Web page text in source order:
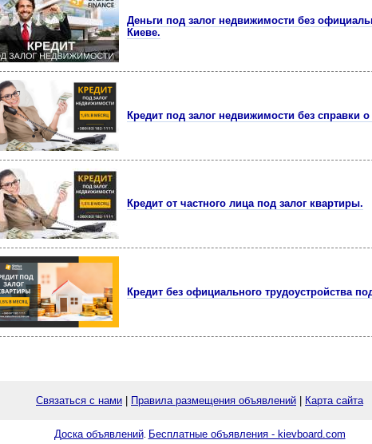
Деньги под залог недвижимости без
Киеве.
Кредит под залог недвижимости без справки
Кредит от частного лица под залог квартиры.
Кредит без официального трудоустройства
Связаться с нами Правила размещения объявлений Карта сайта
Доска объявлений. Бесплатные объявления - kievboard.com